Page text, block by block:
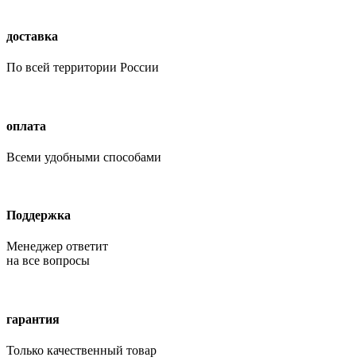
доставка
По всей территории России
оплата
Всеми удобными способами
Поддержка
Менеджер ответит
на все вопросы
гарантия
Только качественный товар